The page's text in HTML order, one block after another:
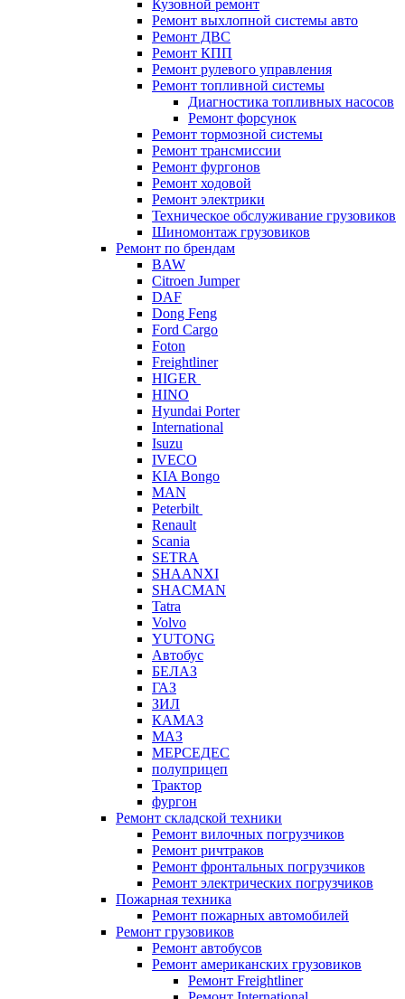
Кузовной ремонт
Ремонт выхлопной системы авто
Ремонт ДВС
Ремонт КПП
Ремонт рулевого управления
Ремонт топливной системы
Диагностика топливных насосов
Ремонт форсунок
Ремонт тормозной системы
Ремонт трансмиссии
Ремонт фургонов
Ремонт ходовой
Ремонт электрики
Техническое обслуживание грузовиков
Шиномонтаж грузовиков
Ремонт по брендам
BAW
Citroen Jumper
DAF
Dong Feng
Ford Cargo
Foton
Freightliner
HIGER
HINO
Hyundai Porter
International
Isuzu
IVECO
KIA Bongo
MAN
Peterbilt
Renault
Scania
SETRA
SHAANXI
SHACMAN
Tatra
Volvo
YUTONG
Автобус
БЕЛАЗ
ГАЗ
ЗИЛ
КАМАЗ
МАЗ
МЕРСЕДЕС
полуприцеп
Трактор
фургон
Ремонт складской техники
Ремонт вилочных погрузчиков
Ремонт ричтраков
Ремонт фронтальных погрузчиков
Ремонт электрических погрузчиков
Пожарная техника
Ремонт пожарных автомобилей
Ремонт грузовиков
Ремонт автобусов
Ремонт американских грузовиков
Ремонт Freightliner